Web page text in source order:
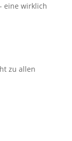
eine wirklich
zu allen